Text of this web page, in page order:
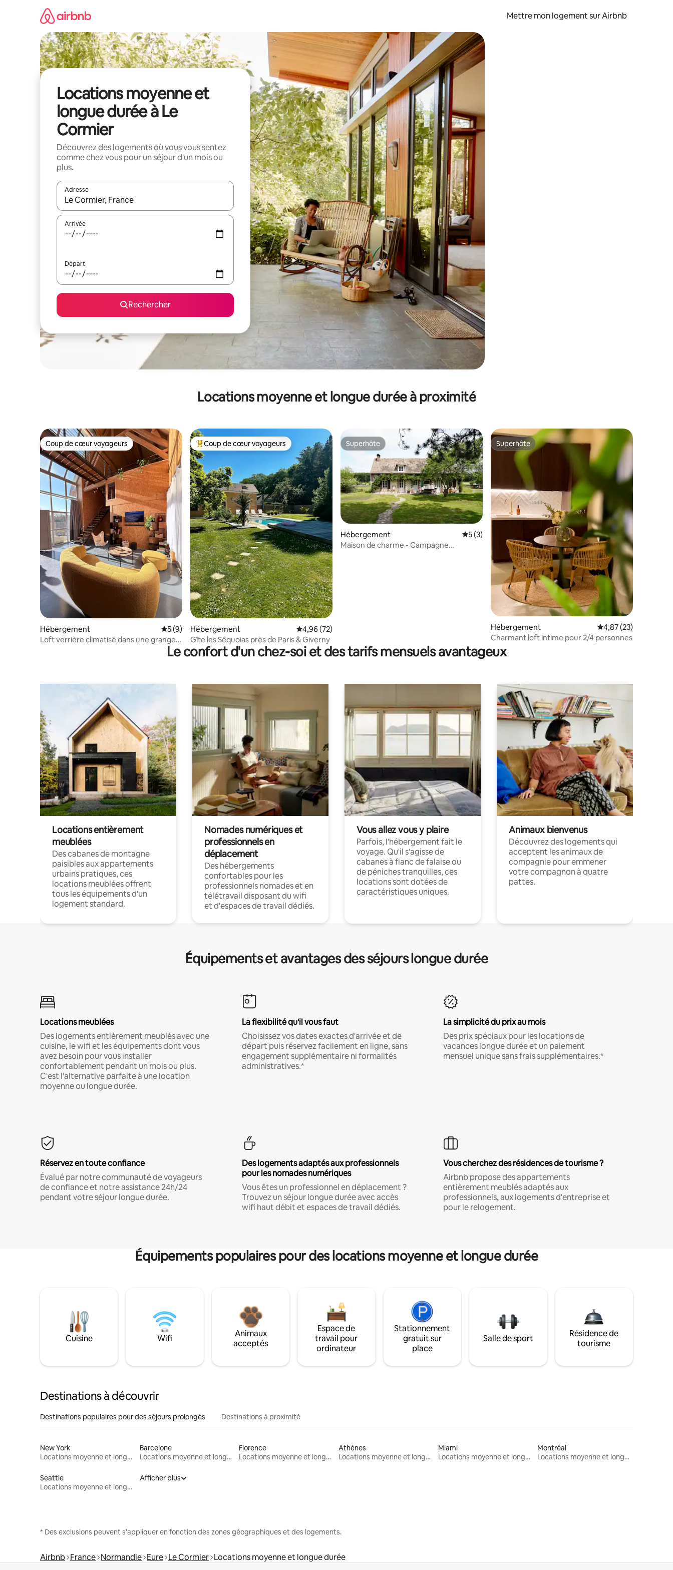
Mettre mon logement sur Airbnb
Locations moyenne et
longue durée à Le
Cormier
Découvrez des logements où vous vous sentez
comme chez vous pour un séjour d'un mois ou
plus.
Adresse
Lorsque les résultats s'affichent, utilisez les flèches vers le haut et vers le bas pour les parcourir ou en appuyant et en faisant glisser.
Arrivée
Départ
Rechercher
Locations moyenne et longue durée à proximité
Coup de cœur voyageurs
Coup de cœur voyageurs
Hébergement Évaluation moyenne sur la base de 9 commentaires : 5 sur 5
5 (9)
Loft verrière climatisé dans une grange
Coups de cœur voyageurs les plus appréciés
Coup de cœur voyageurs
Hébergement Évaluation moyenne sur la base de 72 commentaires : 4,96 sur 5
4,96 (72)
Gîte les Séquoias près de Paris & Giverny
Superhôte
Superhôte
Hébergement Évaluation moyenne sur la base de 3 commentaires : 5 sur 5
5 (3)
Maison de charme - Campagne
Superhôte
Superhôte
Hébergement Évaluation moyenne
4,87 (23)
Charmant loft intime pour 2/4 personnes
Le confort d'un chez-soi et des tarifs mensuels avantageux
Locations entièrement
meublées
Des cabanes de montagne
paisibles aux appartements
urbains pratiques, ces
locations meublées offrent
tous les équipements d'un
logement standard.
Nomades numériques et
professionnels en
déplacement
Des hébergements
confortables pour les
professionnels nomades et en
télétravail disposant du wifi
et d'espaces de travail dédiés.
Vous allez vous y plaire
Parfois, l'hébergement fait le
voyage. Qu'il s'agisse de
cabanes à flanc de falaise ou
de péniches tranquilles, ces
locations sont dotées de
caractéristiques uniques.
Animaux bienvenus
Découvrez des logements qui
acceptent les animaux de
compagnie pour emmener
votre compagnon à quatre
pattes.
Équipements et avantages des séjours longue durée
Locations meublées
Des logements entièrement meublés avec une
cuisine, le wifi et les équipements dont vous
avez besoin pour vous installer
confortablement pendant un mois ou plus.
C'est l'alternative parfaite à une location
moyenne ou longue durée.
La flexibilité qu'il vous faut
Choisissez vos dates exactes d'arrivée et de
départ puis réservez facilement en ligne, sans
engagement supplémentaire ni formalités
administratives.*
La simplicité du prix au mois
Des prix spéciaux pour les locations de
vacances longue durée et un paiement
mensuel unique sans frais supplémentaires.*
Réservez en toute confiance
Évalué par notre communauté de voyageurs
de confiance et notre assistance 24h/24
pendant votre séjour longue durée.
Des logements adaptés aux professionnels
pour les nomades numériques
Vous êtes un professionnel en déplacement ?
Trouvez un séjour longue durée avec accès
wifi haut débit et espaces de travail dédiés.
Vous cherchez des résidences de tourisme ?
Airbnb propose des appartements
entièrement meublés adaptés aux
professionnels, aux logements d'entreprise et
pour le relogement.
Équipements populaires pour des locations moyenne et longue durée
Cuisine Wifi
Animaux
acceptés
Espace de
travail pour
ordinateur
Stationnement
gratuit sur
place
Salle de sport
Résidence de
tourisme
Destinations à découvrir
Destinations populaires pour des séjours prolongés Destinations à proximité
New York
Locations moyenne et longue durée
Barcelone
Locations moyenne et longue durée
Florence
Locations moyenne et longue durée
Athènes
Locations moyenne et longue durée
Miami
Locations moyenne et longue durée
Montréal
Locations moyenne et longue durée
Seattle
Locations moyenne et longue durée
Afficher plus
* Des exclusions peuvent s'appliquer en fonction des zones géographiques et des logements.
Airbnb France Normandie Eure Le Cormier Locations moyenne et longue durée